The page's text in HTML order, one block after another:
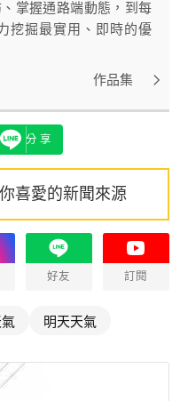
掌握通路端動態，到每
挖掘最實用、即時的優
作品集
分享
喜愛的新聞來源
好友 訂閱
明天天氣